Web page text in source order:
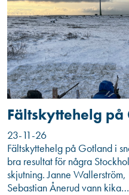
Fältskyttehelg på
23-11-26
Fältskyttehelg på Gotland i
bra resultat för några
skjutning. Janne
Sebastian Ånerud vann kika…